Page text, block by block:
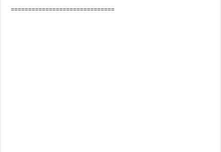
==============================